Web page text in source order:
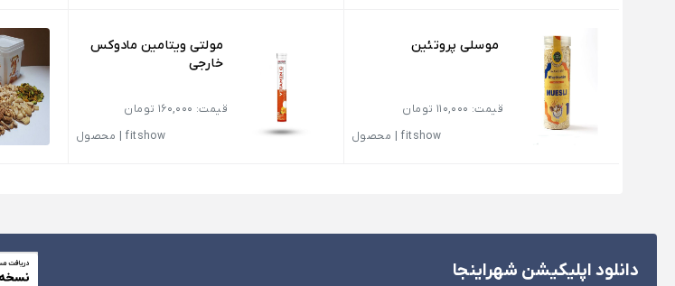
موسلی پروتئین
قیمت: 110,000 تومان
fitshow
محصول
مولتی ویتامین مادوکس
خارجی
قیمت: 160,000 تومان
fitshow
محصول
دانلود اپلیکیشن شهراینجا